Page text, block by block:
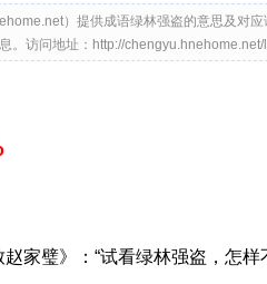
）提供成语绿林强盗的意思及对
。访问地址：http://
赵家璧》：“试看绿林强盗，怎